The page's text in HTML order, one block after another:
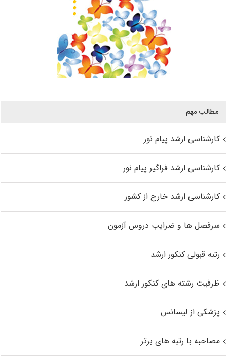
مطالب مهم
کارشناسی ارشد پیام نور
کارشناسی ارشد فراگیر پیام نور
کارشناسی ارشد خارج از کشور
سرفصل ها و ضرایب دروس آزمون
رتبه قبولی کنکور ارشد
ظرفیت رشته های کنکور ارشد
پزشکی از لیسانس
مصاحبه با رتبه های برتر